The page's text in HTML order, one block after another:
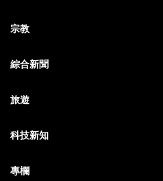
宗教
綜合新聞
旅遊
科技新知
專欄